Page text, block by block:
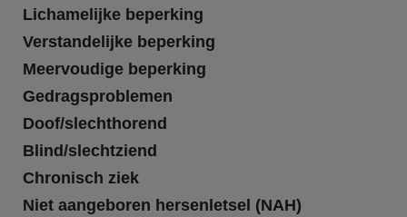
Lichamelijke beperking
Verstandelijke beperking
Meervoudige beperking
Gedragsproblemen
Doof/slechthorend
Blind/slechtziend
Chronisch ziek
Niet aangeboren hersenletsel (NAH)